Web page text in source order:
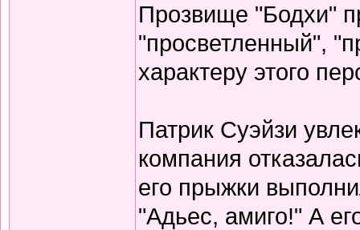
Прозвище "Бодхи"
"просветленный",
характеру этого
Патрик Суэйзи
компания
его прыжки
"Адьес, амиго!" А